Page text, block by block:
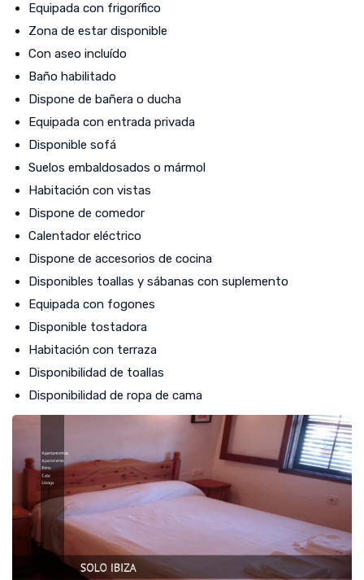
Equipada con frigorífico
Zona de estar disponible
Con aseo incluído
Baño habilitado
Dispone de bañera o ducha
Equipada con entrada privada
Disponible sofá
Suelos embaldosados o mármol
Habitación con vistas
Dispone de comedor
Calentador eléctrico
Dispone de accesorios de cocina
Disponibles toallas y sábanas con suplemento
Equipada con fogones
Disponible tostadora
Habitación con terraza
Disponibilidad de toallas
Disponibilidad de ropa de cama